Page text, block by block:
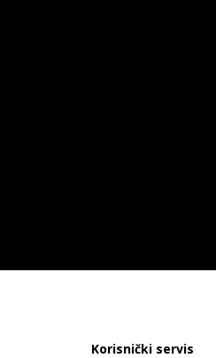
Korisnički servis